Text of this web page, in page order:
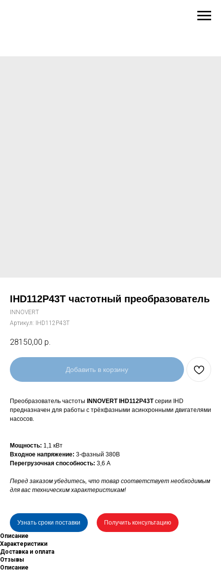
IHD112P43T частотный преобразователь
INNOVERT
Артикул: IHD112P43T
28150,00 р.
Добавить в корзину
Преобразователь частоты INNOVERT IHD112P43Tсерии IHD
предназначен для работы с трёхфазными асинхронными двигателями
насосов.
Мощность: 1,1 кВт
Входное напряжение: 3-фазный 380В
Перегрузочная способность: 3,6 А
Перед заказом убедитесь, что товар соответствует необходимым
для вас техническим характеристикам!
Узнать сроки поставки
Получить консультацию
Описание
Характеристики
Доставка и оплата
Отзывы
Описание